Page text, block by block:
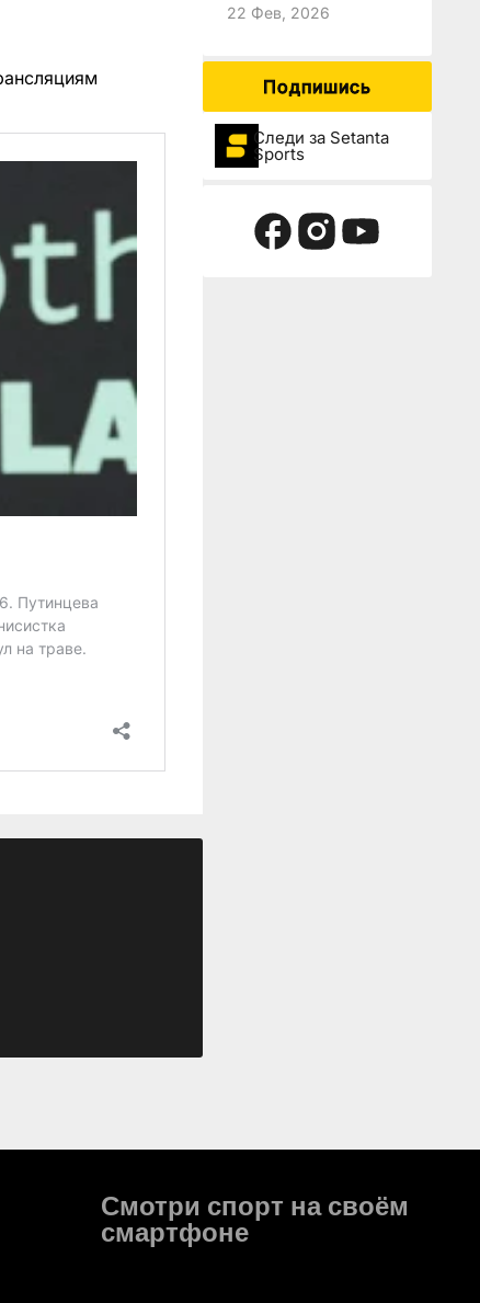
22 Фев, 2026
Подпишись
Следи за Setanta
Sports
Смотри спорт на своём
смартфоне